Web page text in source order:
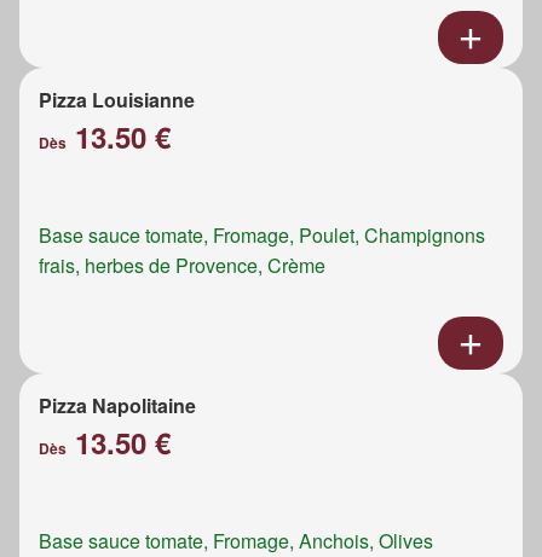
Pizza Louisianne
Dès 13.50 €
Base sauce tomate, Fromage, Poulet, Champignons
frais, herbes de Provence, Crème
Pizza Napolitaine
Dès 13.50 €
Base sauce tomate, Fromage, Anchois, Olives